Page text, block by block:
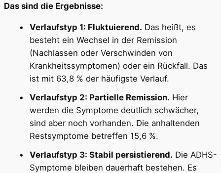
Das sind die Ergebnisse:
Verlaufstyp 1: Fluktuierend. Das heißt, es
besteht ein Wechsel in der Remission
(Nachlassen oder Verschwinden von
Krankheitssymptomen) oder ein Rückfall. Das
ist mit 63,8 % der häufigste Verlauf.
Verlaufstyp 2: Partielle Remission. Hier
werden die Symptome deutlich schwächer,
sind aber noch vorhanden. Die anhaltenden
Restsymptome betreffen 15,6 %.
Verlaufstyp 3: Stabil persistierend. Die ADHS-
Symptome bleiben dauerhaft bestehen. Es